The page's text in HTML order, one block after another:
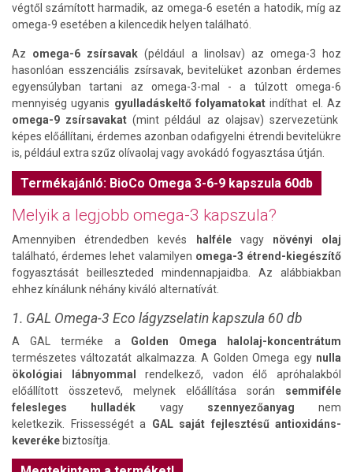
végtől számított harmadik, az omega-6 esetén a hatodik, míg az
omega-9 esetében a kilencedik helyen található.
Az omega-6 zsírsavak (például a linolsav) az omega-3 hoz
hasonlóan esszenciális zsírsavak, bevitelüket azonban érdemes
egyensúlyban tartani az omega-3-mal - a túlzott omega-6
mennyiség ugyanis gyulladáskeltő folyamatokatindíthat el. Az
omega-9 zsírsavakat (mint például az olajsav) szervezetünk
képes előállítani, érdemes azonban odafigyelni étrendi bevitelükre
is, például extra szűz olívaolaj vagy avokádó fogyasztása útján.
Termékajánló: BioCo Omega 3-6-9 kapszula 60db
Melyik a legjobb omega-3 kapszula?
Amennyiben étrendedben kevés halféle vagy növényi olaj
található, érdemes lehet valamilyen omega-3 étrend-kiegészítő
fogyasztását beilleszteded mindennapjaidba. Az alábbiakban
ehhez kínálunk néhány kiváló alternatívát.
1. GAL Omega-3 Eco lágyzselatin kapszula 60 db
A GAL terméke a Golden Omega halolaj-koncentrátum
természetes változatát alkalmazza. A Golden Omega egy nulla
ökológiai lábnyommal
rendelkező, vadon élő apróhalakból
előállított összetevő, melynek előállítása során semmiféle
felesleges hulladék vagy szennyezőanyag nem
keletkezik. Frissességét a GAL saját fejlesztésű antioxidáns-
keveréke biztosítja.